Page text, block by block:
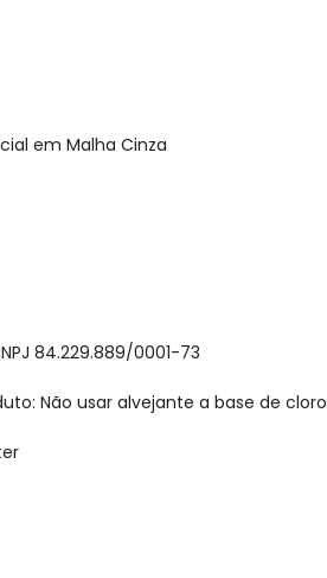
em Malha Cinza
84.229.889/0001-73
Não usar alvejante a base de cloro